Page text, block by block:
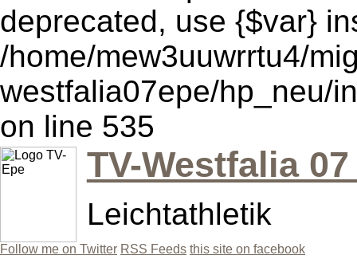
deprecated, use {$var}
/home/mew3uuwrrtu4/
westfalia07epe/hp_neu/
on line 535
TV-Westfalia
Leichtathletik
Follow me on Twitter RSS Feeds this site on facebook